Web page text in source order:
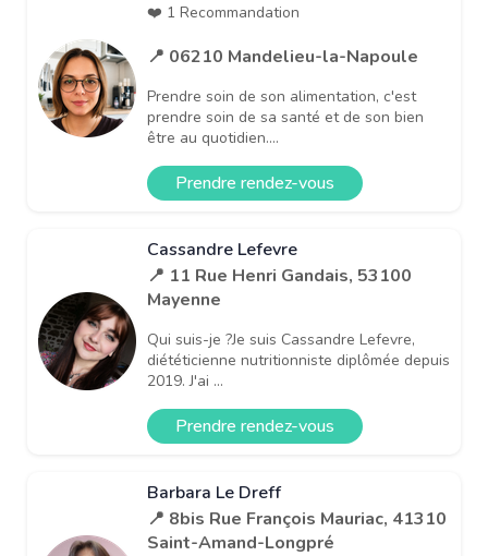
❤️ 1 Recommandation
📍 06210 Mandelieu-la-Napoule
Prendre soin de son alimentation, c'est
prendre soin de sa santé et de son bien
être au quotidien....
Prendre rendez-vous
Cassandre Lefevre
📍 11 Rue Henri Gandais, 53100
Mayenne
Qui suis-je ?Je suis Cassandre Lefevre,
diététicienne nutritionniste diplômée depuis
2019. J'ai ...
Prendre rendez-vous
Barbara Le Dreff
📍 8bis Rue François Mauriac, 41310
Saint-Amand-Longpré